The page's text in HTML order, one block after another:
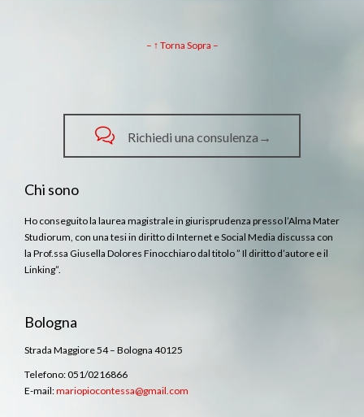
– ↑ Torna Sopra –
 Richiedi una consulenza→
Chi sono
Ho conseguito la laurea magistrale in giurisprudenza presso l’Alma Mater
Studiorum, con una tesi in diritto di Internet e Social Media discussa con
la Prof.ssa Giusella Dolores Finocchiaro dal titolo ” Il diritto d’autore e il
Linking”.
Bologna
Strada Maggiore 54 – Bologna 40125
Telefono: 051/0216866
E-mail:mariopiocontessa@gmail.com